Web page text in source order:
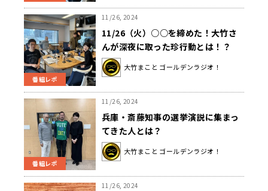
番組レポ
11/26, 2024
11/26（火）○○を締めた！大竹さ
んが深夜に取った珍行動とは！？
大竹まこと ゴールデンラジオ！
番組レポ
11/26, 2024
兵庫・斎藤知事の選挙演説に集まっ
てきた人とは？
大竹まこと ゴールデンラジオ！
11/26, 2024